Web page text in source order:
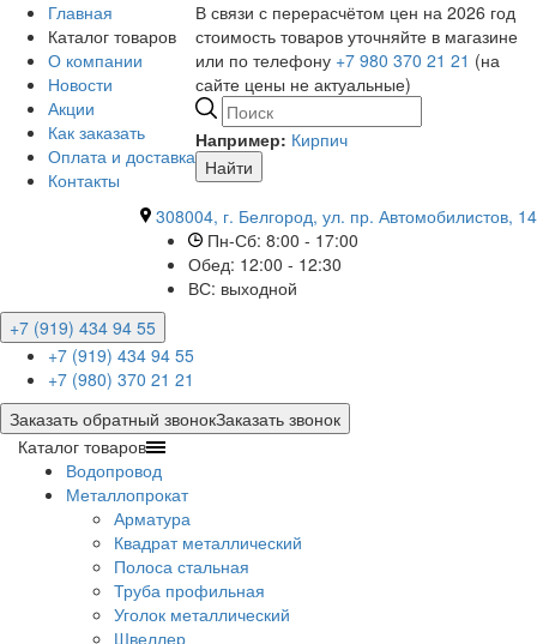
Главная
Каталог товаров
О компании
Новости
Акции
Как заказать
Оплата и доставка
Контакты
308004, г. Белгород, ул. пр. Автомобилистов, 14
Пн-Сб: 8:00 - 17:00
Обед: 12:00 - 12:30
ВС: выходной
В связи с перерасчётом цен на 2026 год
стоимость товаров уточняйте в магазине
или по телефону +7 980 370 21 21 (на
сайте цены не актуальные)
Например: Кирпич
Найти
+7 (919) 434 94 55
+7 (919) 434 94 55
+7 (980) 370 21 21
Заказать обратный звонокЗаказать звонок
Каталог товаров
Водопровод
Металлопрокат
Арматура
Квадрат металлический
Полоса стальная
Труба профильная
Уголок металлический
Швеллер